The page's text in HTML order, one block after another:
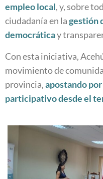
empleo local, y, sobre
ciudadanía en lagestión
democráticay
Con esta iniciativa,
movimiento de
provincia,apostando
participativo desde el